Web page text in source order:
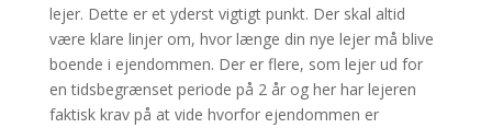
lejer. Dette er et yderst vigtigt punkt. Der skal altid
være klare linjer om, hvor længe din nye lejer må blive
boende i ejendommen. Der er flere, som lejer ud for
en tidsbegrænset periode på 2 år og her har lejeren
faktisk krav på at vide hvorfor ejendommen er